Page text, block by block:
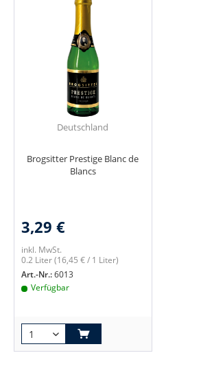
Deutschland
Brogsitter Prestige Blanc de
Blancs
3,29 €
inkl. MwSt.
0.2 Liter(16,45 € / 1 Liter)
Art.-Nr.:6013
Verfügbar